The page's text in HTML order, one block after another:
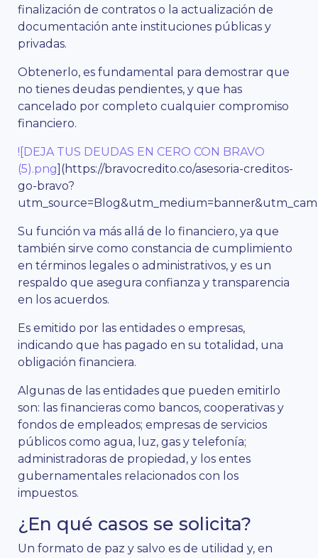
finalización de contratos o la actualización de
documentación ante instituciones públicas y
privadas.
Obtenerlo, es fundamental para demostrar que
no tienes deudas pendientes, y que has
cancelado por completo cualquier compromiso
financiero.
![DEJA TUS DEUDAS EN CERO CON BRAVO
(5).png](https://bravocredito.co/asesoria-creditos-
go-bravo?
Su función va más allá de lo financiero, ya que
también sirve como constancia de cumplimiento
en términos legales o administrativos, y es un
respaldo que asegura confianza y transparencia
en los acuerdos.
Es emitido por las entidades o empresas,
indicando que has pagado en su totalidad, una
obligación financiera.
Algunas de las entidades que pueden emitirlo
son: las financieras como bancos, cooperativas y
fondos de empleados; empresas de servicios
públicos como agua, luz, gas y telefonía;
administradoras de propiedad, y los entes
gubernamentales relacionados con los
impuestos.
¿En qué casos se solicita?
Un formato de paz y salvo es de utilidad y, en